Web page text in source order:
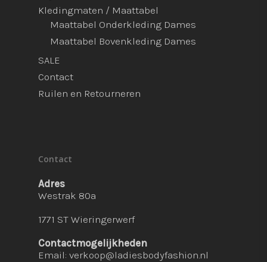
Kledingmaten / Maattabel
Maattabel Onderkleding Dames
Maattabel Bovenkleding Dames
SALE
Contact
Ruilen en Retourneren
Contact
Adres
Westrak 80a
1771 ST Wieringerwerf
Contactmogelijkheden
Email: verkoop@ladiesbodyfashion.nl